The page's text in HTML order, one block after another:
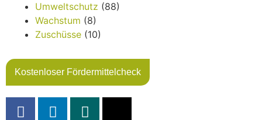
Umweltschutz (88)
Wachstum (8)
Zuschüsse (10)
Kostenloser Fördermittelcheck